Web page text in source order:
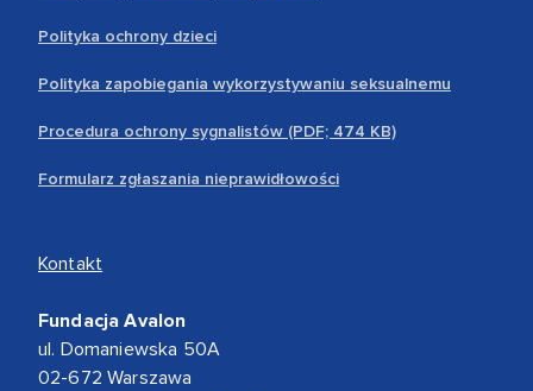
Polityka ochrony dzieci
Polityka zapobiegania wykorzystywaniu seksualnemu
Procedura ochrony sygnalistów (PDF; 474 KB)
Formularz zgłaszania nieprawidłowości
Kontakt
Fundacja Avalon
ul. Domaniewska 50A
02-672 Warszawa